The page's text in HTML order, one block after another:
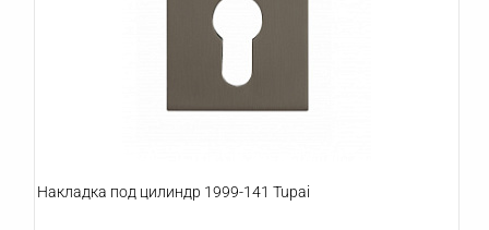
Накладка под цилиндр 1999-141 Tupai